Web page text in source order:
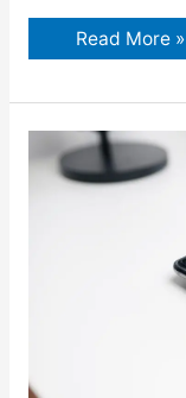
Formatee
su
consejos
Read More »